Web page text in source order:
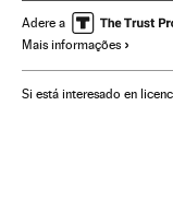
Adere a
Mais informações
Si está interesado en